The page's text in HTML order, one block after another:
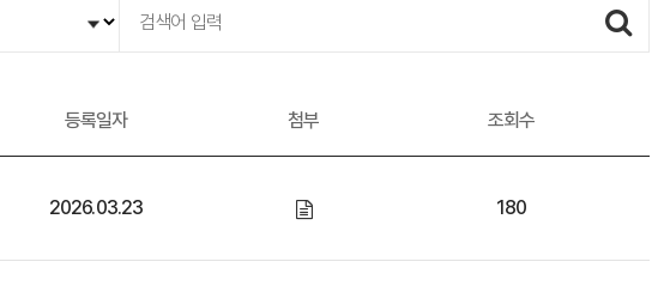
등록일자 첨부 조회수
2026.03.23 180